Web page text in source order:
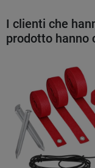
I clienti che
prodotto hanno